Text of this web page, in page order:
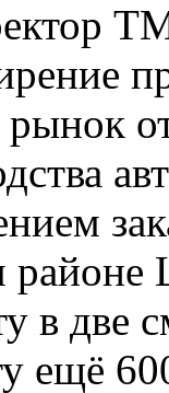
рынок
в две
ещё